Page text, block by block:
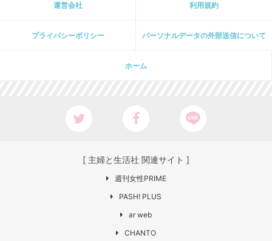
運営会社 利用規約
プライパシーポリシー パーソナルデータの外部送信について
ホーム
[ 主婦と生活社 関連サイト ]
週刊女性PRIME
PASH! PLUS
ar web
CHANTO